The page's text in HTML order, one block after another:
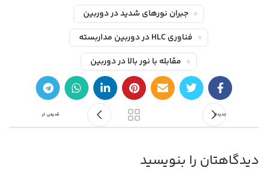
جبران نورهای شدید در دوربین
فناوری HLC در دوربین مداربسته
مقابله با نور بالا در دوربین
جدیدتر قدیمی تر
دیدگاهتان را بنویسید